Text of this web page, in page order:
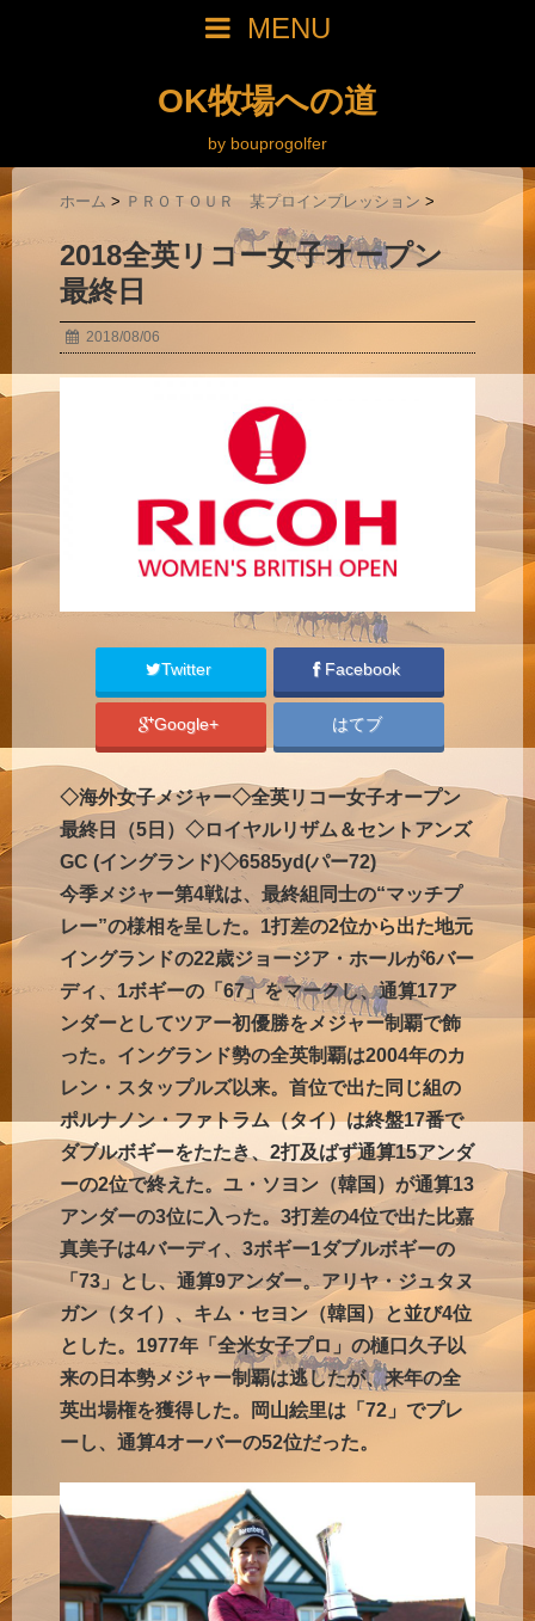
MENU
OK牧場への道
by bouprogolfer
ホーム > ＰＲＯＴＯＵＲ 某プロインプレッション >
2018全英リコー女子オープン
最終日
2018/08/06
Twitter Facebook
Google+ はてブ
◇海外女子メジャー◇全英リコー女子オープン
最終日（5日）◇ロイヤルリザム＆セントアンズ
GC (イングランド)◇6585yd(パー72)
今季メジャー第4戦は、最終組同士の“マッチプ
レー”の様相を呈した。1打差の2位から出た地元
イングランドの22歳ジョージア・ホールが6バー
ディ、1ボギーの「67」をマークし、通算17ア
ンダーとしてツアー初優勝をメジャー制覇で飾
った。イングランド勢の全英制覇は2004年のカ
レン・スタップルズ以来。首位で出た同じ組の
ポルナノン・ファトラム（タイ）は終盤17番で
ダブルボギーをたたき、2打及ばず通算15アンダ
ーの2位で終えた。ユ・ソヨン（韓国）が通算13
アンダーの3位に入った。3打差の4位で出た比嘉
真美子は4バーディ、3ボギー1ダブルボギーの
「73」とし、通算9アンダー。アリヤ・ジュタヌ
ガン（タイ）、キム・セヨン（韓国）と並び4位
とした。1977年「全米女子プロ」の樋口久子以
来の日本勢メジャー制覇は逃したが、来年の全
英出場権を獲得した。岡山絵里は「72」でプレ
ーし、通算4オーバーの52位だった。